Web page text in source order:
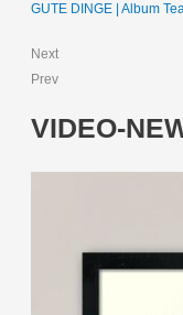
GUTE DINGE | Album
Next
Prev
VIDEO-